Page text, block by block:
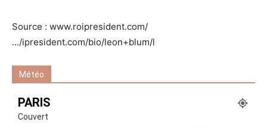
Source : www.roipresident.com/
…/ipresident.com/bio/leon+blum/l
Météo
PARIS
Couvert